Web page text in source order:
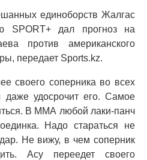
единоборств Жалгас
SPORT+ дал прогноз на
против американского
передает Sports.kz.
своего соперника во всех
даже удосрочит его. Самое
В ММА любой лаки-панч
Надо стараться не
Не вижу, в чем соперник
Асу переедет своего